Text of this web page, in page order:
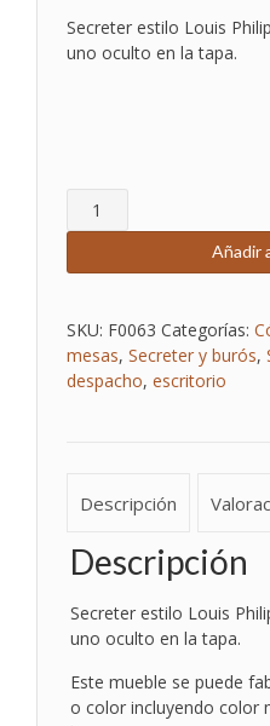
Secreter estilo Louis
uno oculto en la tapa.
SECRETER
cantidad
Añadir
SKU: F0063 Categorías:
mesas, Secreter y burós,
despacho, escritorio
Descripción
Descripción
Secreter estilo Louis
uno oculto en la tapa.
Este mueble se puede
o color incluyendo color